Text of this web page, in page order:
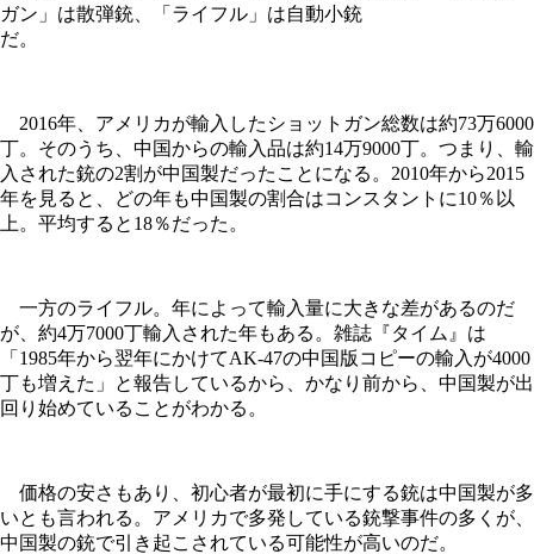
ガン」は散弾銃、「ライフル」は自動小銃
だ
2016年、アメリカが輸入したショットガン総数は約73万6000
丁。そのうち、中国からの輸入品は約14万9000丁。つまり、輸
入された銃の2割が中国製だったことになる。2010年から2015
年を見ると、どの年も中国製の割合はコンスタントに10％以
上。平均すると18％だった。
一方のライフル。年によって輸入量に大きな差があるのだ
が、約4万7000丁輸入された年もある。雑誌『タイム』は
「1985年から翌年にかけてAK-47の中国版コピーの輸入が4000
丁も増えた」と報告しているから、かなり前から、中国製が出
回り始めていることがわかる。
価格の安さもあり、初心者が最初に手にする銃は中国製が多
いとも言われる。アメリカで多発している銃撃事件の多くが、
中国製の銃で引き起こされている可能性が高いのだ。